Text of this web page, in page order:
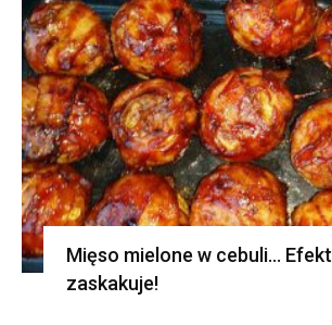
Mięso mielone w cebuli… Efekt
zaskakuje!